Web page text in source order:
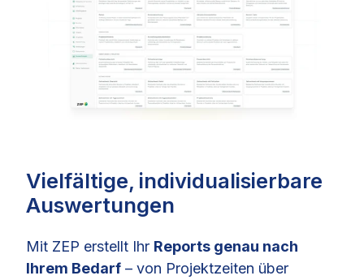
Vielfältige, individualisierbare
Auswertungen
Mit ZEP erstellt Ihr Reports genau nach
Ihrem Bedarf – von Projektzeiten über